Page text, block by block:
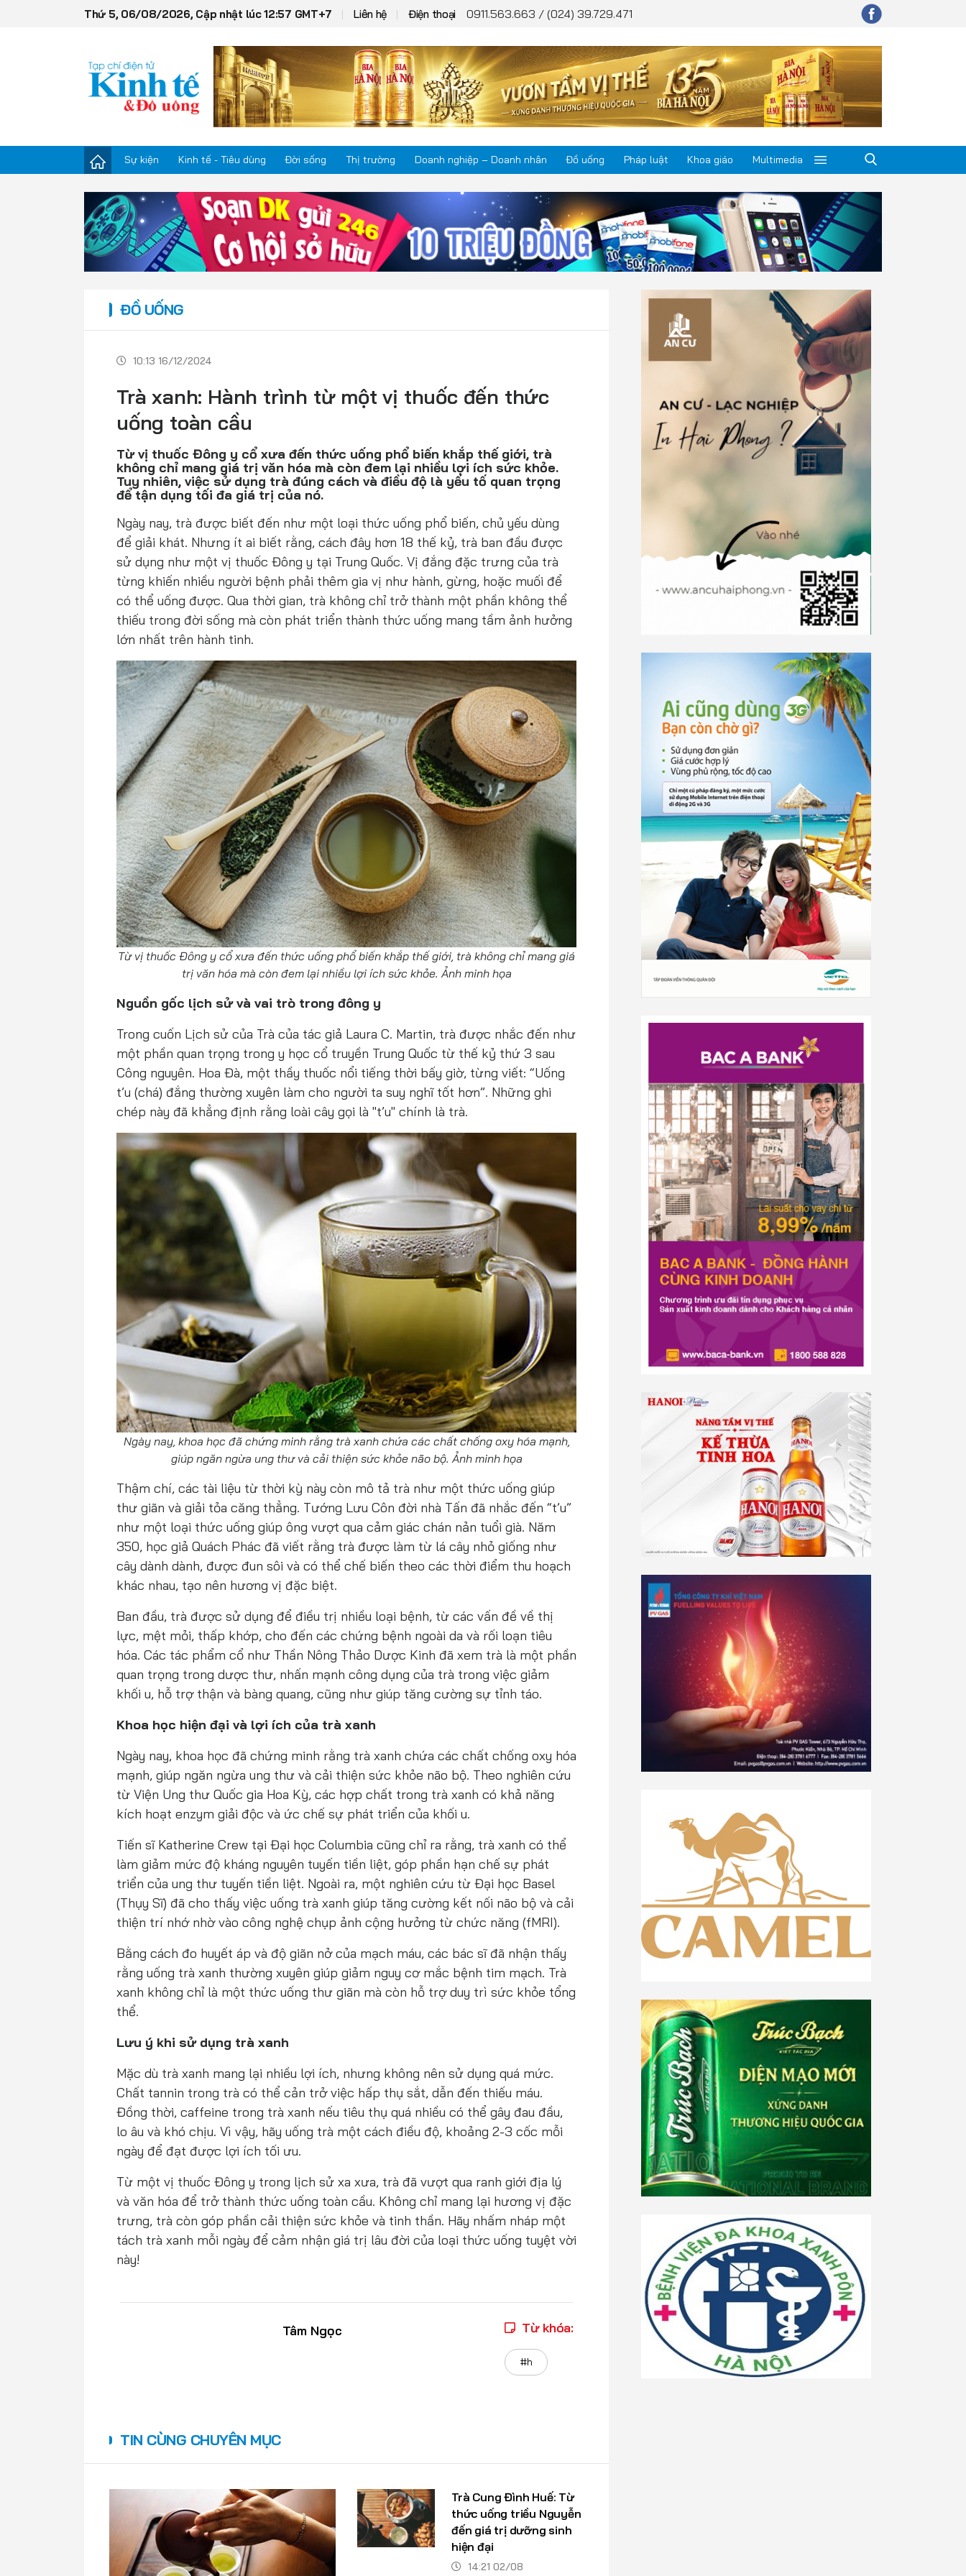
Thứ 5, 06/08/2026, Cập nhật lúc 12:57 GMT+7 Liên hệ Điện thoại 0911.563.663 / (024) 39.729.471
Sự kiện Kinh tế - Tiêu dùng Đời sống Thị trường Doanh nghiệp – Doanh nhân Đồ uống Pháp luật Khoa giáo Multimedia
Kinh tế - Tiêu dùng
Đời sống
Doanh nghiệp – Doanh nhân
Đồ uống
Khoa giáo
Multimedia
ĐỒ UỐNG
10:13 16/12/2024
Trà xanh: Hành trình từ một vị thuốc đến thức
uống toàn cầu
Từ vị thuốc Đông y cổ xưa đến thức uống phổ biến khắp thế giới, trà
không chỉ mang giá trị văn hóa mà còn đem lại nhiều lợi ích sức khỏe.
Tuy nhiên, việc sử dụng trà đúng cách và điều độ là yếu tố quan trọng
để tận dụng tối đa giá trị của nó.
Ngày nay, trà được biết đến như một loại thức uống phổ biến, chủ yếu dùng
để giải khát. Nhưng ít ai biết rằng, cách đây hơn 18 thế kỷ, trà ban đầu được
sử dụng như một vị thuốc Đông y tại Trung Quốc. Vị đắng đặc trưng của trà
từng khiến nhiều người bệnh phải thêm gia vị như hành, gừng, hoặc muối để
có thể uống được. Qua thời gian, trà không chỉ trở thành một phần không thể
thiếu trong đời sống mà còn phát triển thành thức uống mang tầm ảnh hưởng
lớn nhất trên hành tinh.
Từ vị thuốc Đông y cổ xưa đến thức uống phổ biến khắp thế giới, trà không chỉ mang giá
trị văn hóa mà còn đem lại nhiều lợi ích sức khỏe. Ảnh minh họa
Nguồn gốc lịch sử và vai trò trong đông y
Trong cuốn Lịch sử của Trà của tác giả Laura C. Martin, trà được nhắc đến như
một phần quan trọng trong y học cổ truyền Trung Quốc từ thế kỷ thứ 3 sau
Công nguyên. Hoa Đà, một thầy thuốc nổi tiếng thời bấy giờ, từng viết: “Uống
t’u (chá) đắng thường xuyên làm cho người ta suy nghĩ tốt hơn”. Những ghi
chép này đã khẳng định rằng loài cây gọi là "t’u" chính là trà.
Ngày nay, khoa học đã chứng minh rằng trà xanh chứa các chất chống oxy hóa mạnh,
giúp ngăn ngừa ung thư và cải thiện sức khỏe não bộ. Ảnh minh họa
Thậm chí, các tài liệu từ thời kỳ này còn mô tả trà như một thức uống giúp
thư giãn và giải tỏa căng thẳng. Tướng Lưu Côn đời nhà Tấn đã nhắc đến “t’u”
như một loại thức uống giúp ông vượt qua cảm giác chán nản tuổi già. Năm
350, học giả Quách Phác đã viết rằng trà được làm từ lá cây nhỏ giống như
cây dành dành, được đun sôi và có thể chế biến theo các thời điểm thu hoạch
khác nhau, tạo nên hương vị đặc biệt.
Ban đầu, trà được sử dụng để điều trị nhiều loại bệnh, từ các vấn đề về thị
lực, mệt mỏi, thấp khớp, cho đến các chứng bệnh ngoài da và rối loạn tiêu
hóa. Các tác phẩm cổ như Thần Nông Thảo Dược Kinh đã xem trà là một phần
quan trọng trong dược thư, nhấn mạnh công dụng của trà trong việc giảm
khối u, hỗ trợ thận và bàng quang, cũng như giúp tăng cường sự tỉnh táo.
Khoa học hiện đại và lợi ích của trà xanh
Ngày nay, khoa học đã chứng minh rằng trà xanh chứa các chất chống oxy hóa
mạnh, giúp ngăn ngừa ung thư và cải thiện sức khỏe não bộ. Theo nghiên cứu
từ Viện Ung thư Quốc gia Hoa Kỳ, các hợp chất trong trà xanh có khả năng
kích hoạt enzym giải độc và ức chế sự phát triển của khối u.
Tiến sĩ Katherine Crew tại Đại học Columbia cũng chỉ ra rằng, trà xanh có thể
làm giảm mức độ kháng nguyên tuyến tiền liệt, góp phần hạn chế sự phát
triển của ung thư tuyến tiền liệt. Ngoài ra, một nghiên cứu từ Đại học Basel
(Thụy Sĩ) đã cho thấy việc uống trà xanh giúp tăng cường kết nối não bộ và cải
thiện trí nhớ nhờ vào công nghệ chụp ảnh cộng hưởng từ chức năng (fMRI).
Bằng cách đo huyết áp và độ giãn nở của mạch máu, các bác sĩ đã nhận thấy
rằng uống trà xanh thường xuyên giúp giảm nguy cơ mắc bệnh tim mạch. Trà
xanh không chỉ là một thức uống thư giãn mà còn hỗ trợ duy trì sức khỏe tổng
thể.
Lưu ý khi sử dụng trà xanh
Mặc dù trà xanh mang lại nhiều lợi ích, nhưng không nên sử dụng quá mức.
Chất tannin trong trà có thể cản trở việc hấp thụ sắt, dẫn đến thiếu máu.
Đồng thời, caffeine trong trà xanh nếu tiêu thụ quá nhiều có thể gây đau đầu,
lo âu và khó chịu. Vì vậy, hãy uống trà một cách điều độ, khoảng 2-3 cốc mỗi
ngày để đạt được lợi ích tối ưu.
Từ một vị thuốc Đông y trong lịch sử xa xưa, trà đã vượt qua ranh giới địa lý
và văn hóa để trở thành thức uống toàn cầu. Không chỉ mang lại hương vị đặc
trưng, trà còn góp phần cải thiện sức khỏe và tinh thần. Hãy nhấm nháp một
tách trà xanh mỗi ngày để cảm nhận giá trị lâu đời của loại thức uống tuyệt vời
này!
Tâm Ngọc Từ khóa:
#h
TIN CÙNG CHUYÊN MỤC
Trà Cung Đình Huế: Từ
thức uống triều Nguyễn
đến giá trị dưỡng sinh
hiện đại
14:21 02/08